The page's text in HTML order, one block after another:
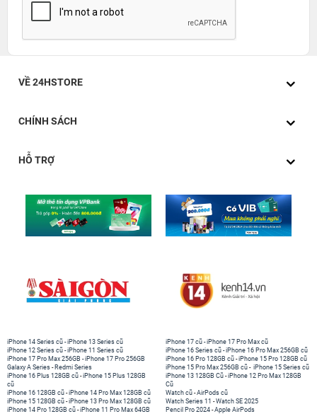
VỀ 24HSTORE
CHÍNH SÁCH
HỖ TRỢ
iPhone 14 Series cũ -iPhone 13 Series cũ
iPhone 12 Series cũ -iPhone 11 Series cũ
iPhone 17 Pro Max 256GB -iPhone 17 Pro 256GB
Galaxy A Series - Redmi Series
iPhone 17 cũ -iPhone 17 Pro Max cũ
iPhone 16 Series cũ - iPhone 16 Pro Max 256GB cũ
iPhone 16 Pro 128GB cũ -iPhone 15 Pro 128GB cũ
iPhone 15 Pro Max 256GB cũ - iPhone 15 Series cũ
iPhone 16 Plus 128GB cũ -iPhone 15 Plus 128GB
cũ
iPhone 16 128GB cũ -iPhone 14 Pro Max 128GB cũ
iPhone 15 128GB cũ -iPhone 13 Pro Max 128GB cũ
iPhone 14 Pro 128GB cũ -iPhone 11 Pro Max 64GB
iPhone 13 128GB Cũ -iPhone 12 Pro Max 128GB
Cũ
Watch cũ -AirPods cũ
Watch Series 11 -Watch SE 2025
Pencil Pro 2024 -Apple AirPods